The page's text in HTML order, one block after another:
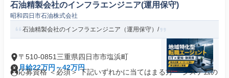
石油精製会社のインフラエンジニア(運用保守)
昭和四日市石油株式会社
石油精製会社のインフラエンジニア（運用保守）/
〒510-0851三重県四日市市塩浜町
月給22万円～42万円
応募資格 ＜必須＞ 下記いずれかに当てはまる方 ・システムの